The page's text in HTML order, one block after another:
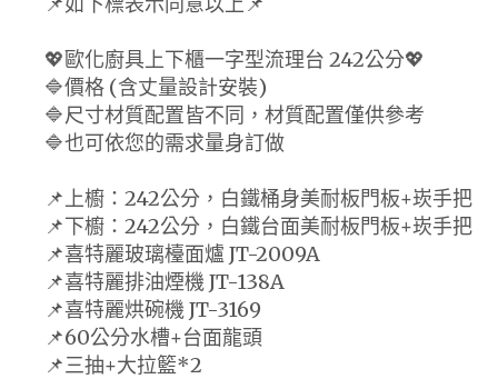
💖歐化廚具上下櫃一字型流理台 242公分💖
🔷價格 (含丈量設計安裝)
🔷尺寸材質配置皆不同，材質配置僅供參考
🔷也可依您的需求量身訂做
📌上櫥：242公分，白鐵桶身美耐板門板+崁手把
📌下櫥：242公分，白鐵台面美耐板門板+崁手把
📌喜特麗玻璃檯面爐 JT-2009A
📌喜特麗排油煙機 JT-138A
📌喜特麗烘碗機 JT-3169
📌60公分水槽+台面龍頭
📌三抽+大拉籃*2